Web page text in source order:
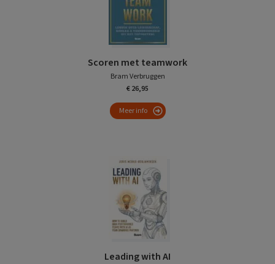
Scoren met teamwork
Bram Verbruggen
€ 26,95
Meer info
Leading with AI